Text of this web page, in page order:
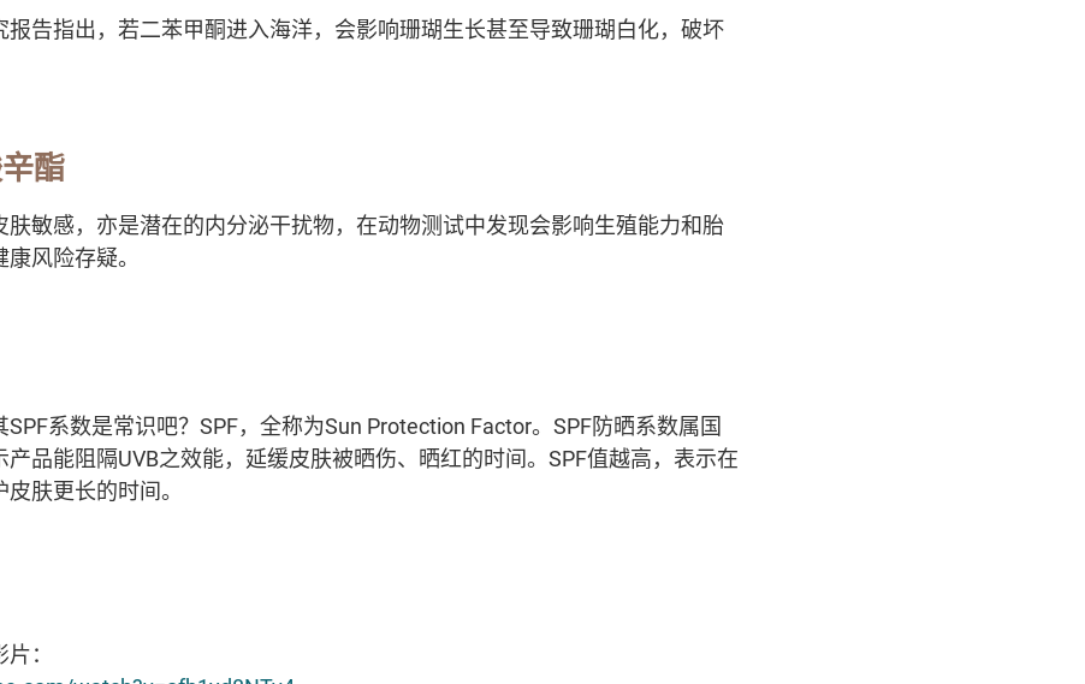
报告指出，若二苯甲酮进入海洋，会影响珊瑚生长甚至导致珊瑚白化，破坏
酯
肤敏感，亦是潜在的内分泌干扰物，在动物测试中发现会影响生殖能力和胎
风险存疑。
系数是常识吧？SPF，全称为Sun Protection Factor。SPF防晒系数属国
品能阻隔UVB之效能，延缓皮肤被晒伤、晒红的时间。SPF值越高，表示在
肤更长的时间。
：